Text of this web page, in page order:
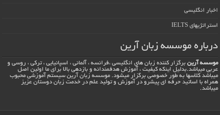
اخبار انگلیسی
استراتژیهای IELTS
درباره موسسه زبان آرین
موسسه آرین برگزار کننده زبان های انگلیسی ،فرانسه ، آلمانی ، اسپانیایی ، ترکی ، روسی و
عربی میباشد.بدلیل اینکه کیفیت ، آموزش هدفمندانه و بازدهی بالا برای ما اولین اصل
میباشد کلاسها به طور خصوصی برگزار میشود. موسسه زبان آرین سیستم آموزشی محبوب
همراه با اساتید حرفه ای پیشرو در آموزش و تولید علم در خدمت زبان دوستان عزیز
میباشد.